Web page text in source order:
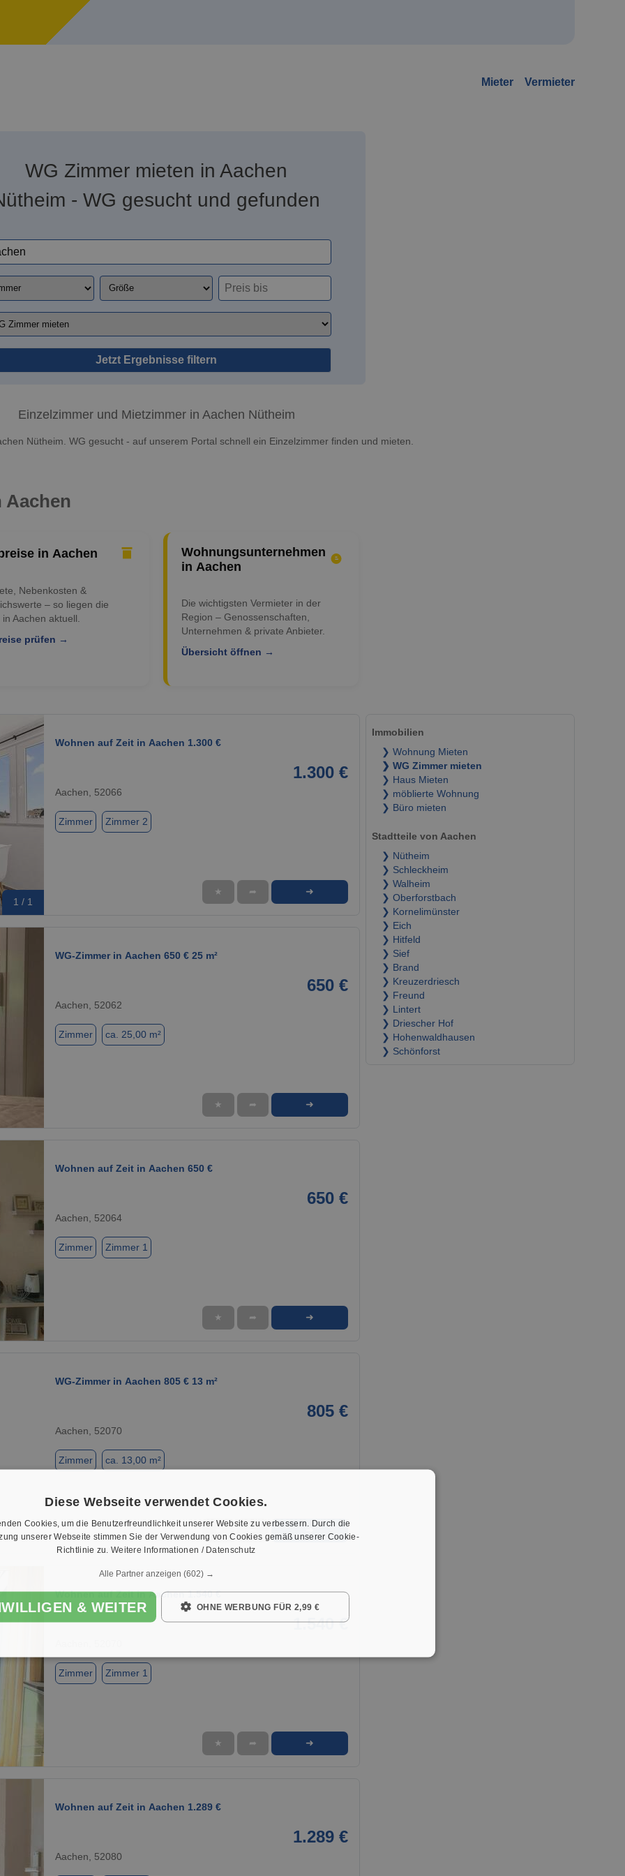
Mieter Vermieter
WG Zimmer mieten in Aachen
- WG gesucht und gefunden
Jetzt Ergebnisse filtern
Einzelzimmer und Mietzimmer in Aachen Nütheim
Nütheim. WG gesucht - auf unserem Portal schnell ein Einzelzimmer finden und mieten.
in Aachen
Nebenkosten &
– so liegen die
Aachen aktuell.
prüfen →
Wohnungsunternehmen
in Aachen
Die wichtigsten Vermieter in der
Region – Genossenschaften,
Unternehmen & private Anbieter.
Übersicht öffnen →
1 / 1
Wohnen auf Zeit in Aachen 1.300 €
1.300 €
Aachen, 52066
Zimmer Zimmer 2
★ ➦ ➜
WG-Zimmer in Aachen 650 € 25 m²
650 €
Aachen, 52062
Zimmer ca. 25,00 m²
★ ➦ ➜
1 / 1
Wohnen auf Zeit in Aachen 650 €
650 €
Aachen, 52064
Zimmer Zimmer 1
★ ➦ ➜
1 / 1
WG-Zimmer in Aachen 805 € 13 m²
805 €
Aachen, 52070
Zimmer ca. 13,00 m²
Wohnen auf Zeit in Aachen 1.540 €
1.540 €
Zimmer Zimmer 1
★ ➦ ➜
Wohnen auf Zeit in Aachen 1.289 €
1.289 €
Aachen, 52080
Immobilien
❯ Wohnung Mieten
❯ WG Zimmer mieten
❯ Haus Mieten
❯ möblierte Wohnung
❯ Büro mieten
Stadtteile von Aachen
❯ Nütheim
❯ Schleckheim
❯ Walheim
❯ Oberforstbach
❯ Kornelimünster
❯ Eich
❯ Hitfeld
❯ Sief
❯ Brand
❯ Kreuzerdriesch
❯ Freund
❯ Lintert
❯ Driescher Hof
❯ Hohenwaldhausen
❯ Schönforst
Diese Webseite verwendet Cookies.
Cookies, um die Benutzerfreundlichkeit unserer Website zu verbessern. Durch die
unserer Webseite stimmen Sie der Verwendung von Cookies gemäß unserer Cookie-
Richtlinie zu. Weitere Informationen / Datenschutz
Alle Partner anzeigen (602) →
& WEITER OHNE WERBUNG FÜR 2,99 €